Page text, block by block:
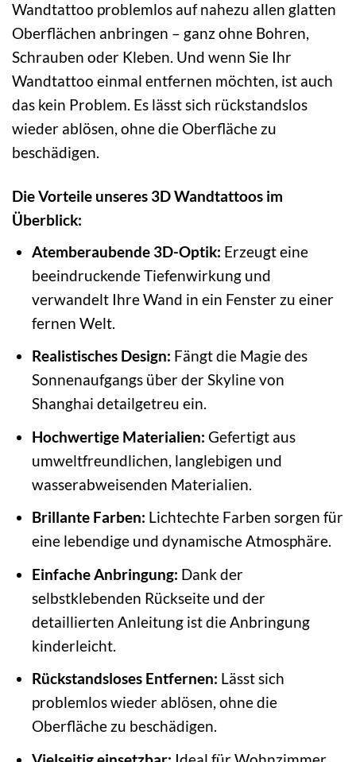
Wandtattoo problemlos auf nahezu allen glatten
Oberflächen anbringen – ganz ohne Bohren,
Schrauben oder Kleben. Und wenn Sie Ihr
Wandtattoo einmal entfernen möchten, ist auch
das kein Problem. Es lässt sich rückstandslos
wieder ablösen, ohne die Oberfläche zu
beschädigen.
Die Vorteile unseres 3D Wandtattoos im
Überblick:
Atemberaubende 3D-Optik: Erzeugt eine
beeindruckende Tiefenwirkung und
verwandelt Ihre Wand in ein Fenster zu einer
fernen Welt.
Realistisches Design: Fängt die Magie des
Sonnenaufgangs über der Skyline von
Shanghai detailgetreu ein.
Hochwertige Materialien: Gefertigt aus
umweltfreundlichen, langlebigen und
wasserabweisenden Materialien.
Brillante Farben: Lichtechte Farben sorgen für
eine lebendige und dynamische Atmosphäre.
Einfache Anbringung: Dank der
selbstklebenden Rückseite und der
detaillierten Anleitung ist die Anbringung
kinderleicht.
Rückstandsloses Entfernen: Lässt sich
problemlos wieder ablösen, ohne die
Oberfläche zu beschädigen.